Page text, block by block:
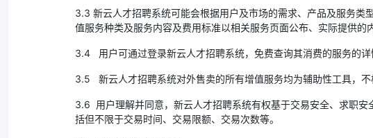
3.3 新云人才招聘系统可能会根据用户及市场的需求、产品及服务
值服务种类及服务内容及费用标准以相关服务页面公布、实际提供的
3.4 用户可通过登录新云人才招聘系统，免费查询其消费的服务的
3.5 新云人才招聘系统对外售卖的所有增值服务均为辅助性工具，不
3.6 用户理解并同意，新云人才招聘系统有权基于交易安全、求职
括但不限于交易时间、交易限额、交易次数等。